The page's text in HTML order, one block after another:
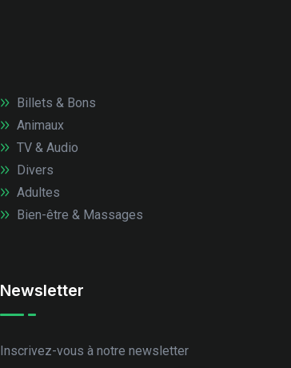
Billets & Bons
Animaux
TV & Audio
Divers
Adultes
Bien-être & Massages
Newsletter
Inscrivez-vous à notre newsletter